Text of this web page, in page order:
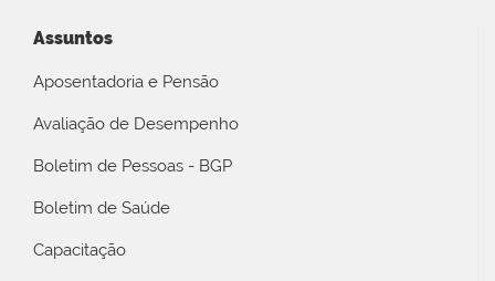
Assuntos
Aposentadoria e Pensão
Avaliação de Desempenho
Boletim de Pessoas - BGP
Boletim de Saúde
Capacitação